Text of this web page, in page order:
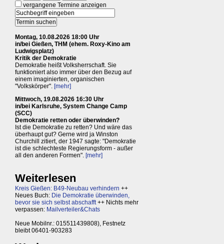
vergangene Termine anzeigen
Montag, 10.08.2026 18:00 Uhr
in/bei Gießen, THM (ehem. Roxy-Kino am
Ludwigsplatz)
Kritik der Demokratie
Demokratie heißt Volksherrschaft. Sie
funktioniert also immer über den Bezug auf
einem imaginierten, organischen
"Volkskörper". [mehr]
Mittwoch, 19.08.2026 16:30 Uhr
in/bei Karlsruhe, System Change Camp
(SCC)
Demokratie retten oder überwinden?
Ist die Demokratie zu retten? Und wäre das
überhaupt gut? Gerne wird ja Winston
Churchill zitiert, der 1947 sagte: "Demokratie
ist die schlechteste Regierungsform - außer
all den anderen Formen". [mehr]
Weiterlesen
Kreis Gießen: B49-Neubau verhindern ++
Neues Buch: Die Demokratie überwinden,
bevor sie sich selbst abschafft++ Nichts mehr
verpassen: Mailverteiler&Chats
Neue Mobilnr.: 015511439808), Festnetz
bleibt 06401-903283